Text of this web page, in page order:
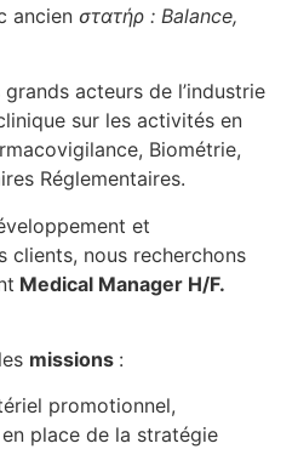
ancien στατήρ‎ : Balance,
acteurs de l’industrie
sur les activités en
Biométrie,
Réglementaires.
et
clients, nous recherchons
Medical Manager H/F.
missions :
promotionnel,
place de la stratégie